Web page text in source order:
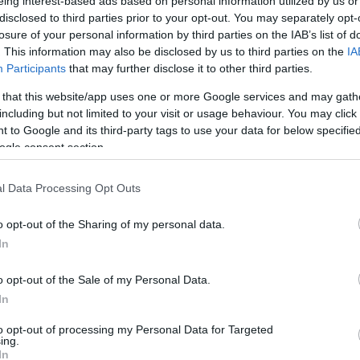
to third parties prior to your opt-out. You may separately
of your personal information by third parties on the IAB’s list of
This information may also be disclosed by us to third parties on the
Participants that may further disclose it to other third parties.
that this website/app uses one or more Google services and may
but not limited to your visit or usage behaviour. You may
to Google and its third-party tags to use your data for below
consent section.
Data Processing Opt Outs
opt-out of the Sharing of my personal data.
opt-out of the Sale of my Personal Data.
opt-out of processing my Personal Data for Targeted
του ζητήματος με τη θρησκεία, λέγοντας: «Όλα
και τη θρησκεία μέσα σε όλο αυτό. Ο Χριστός δεν είπε
που ασχολούνται με το τι θα κάνει ο άλλος
πως οι κοινωνίες εξακολουθούν να λειτουργούν
συγκεκριμένες τάσεις: «Δεν υπάρχουν κανόνες
κατεύθυνση, γιατί υπάρχει ένας διαρκής
Ευρώπη ισχύει αυτό. Δεν έχουμε εξελιχθεί με τον